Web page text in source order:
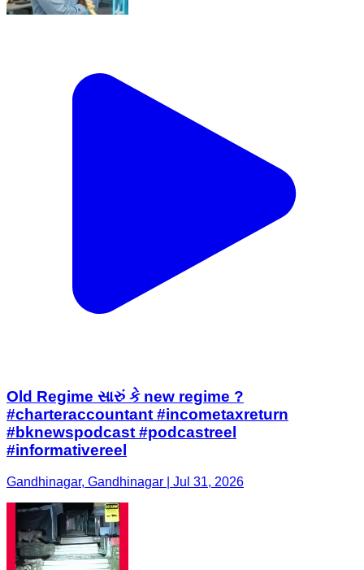
Old Regime સારું કે new regime ?
#charteraccountant #incometaxreturn
#bknewspodcast #podcastreel
#informativereel
Gandhinagar, Gandhinagar | Jul 31, 2026